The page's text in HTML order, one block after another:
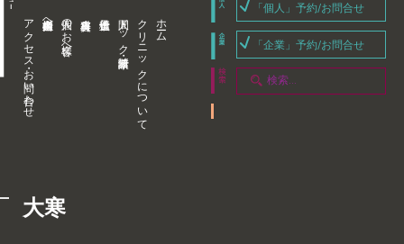
アクセス・お問い合わせ 企業内担当者様へ 個人のお客様へ 人間ドック・健康診断 クリニックについて ホーム
「個人」予約/お問合せ
「企業」予約/お問合せ
大寒